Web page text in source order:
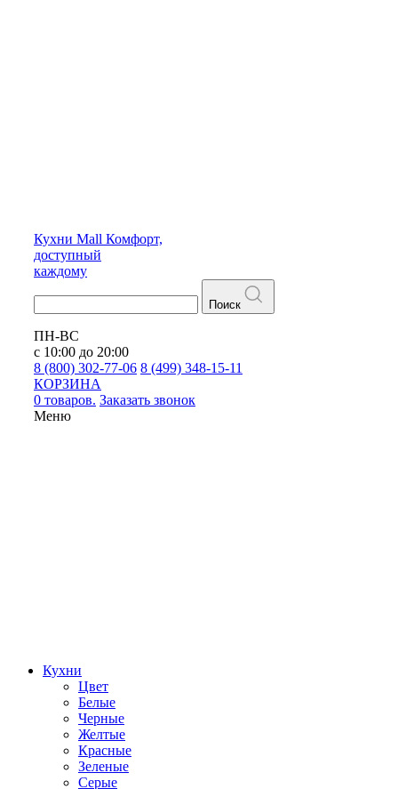
Кухни Mall Комфорт,
доступный
каждому
Поиск
ПН-ВС
с 10:00 до 20:00
8 (800) 302-77-06 8 (499) 348-15-11
КОРЗИНА
0 товаров. Заказать звонок
Меню
Кухни
Цвет
Белые
Черные
Желтые
Красные
Зеленые
Серые